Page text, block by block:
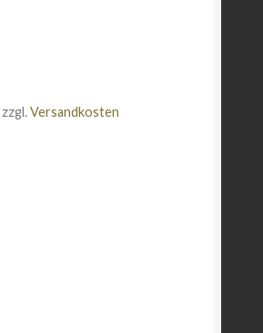
zzgl.Versandkosten